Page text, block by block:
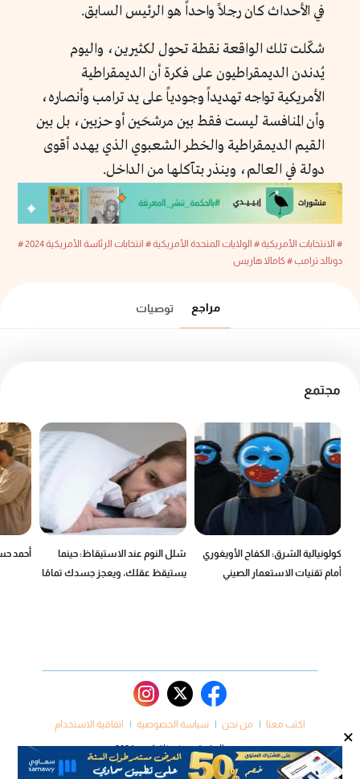
في الأحداث كان رجلاً واحداً هو الرئيس السابق.
شكّلت تلك الواقعة نقطة تحول لكثيرين، واليوم
يُدندن الديمقراطيون على فكرة أن الديمقراطية
الأمريكية تواجه تهديداً وجودياً على يد ترامب وأنصاره،
وأن المنافسة ليست فقط بين مرشحَين أو حزبين، بل بين
القيم الديمقراطية والخطر الشعبوي الذي يهدد أقوى
دولة في العالم، وينذر بتآكلها من الداخل.
×
# الانتخابات الأمريكية# الولايات المتحدة الأمريكية# انتخابات الرئاسة الأمريكية 2024
#
دونالد ترامب# كامالا هاريس
مراجع توصيات
مجتمع
كولونيالية الشرق: الكفاح الأويغوري
أمام تقنيات الاستعمار الصيني
شلل النوم عند الاستيقاظ: حينما
يستيقظ عقلك، ويعجز جسدك تمامًا
أحمد
اكتب معنا من نحن سياسة الخصوصية اتفاقية الاستخدام
جميع الحقوق محفوظة كروم 2024